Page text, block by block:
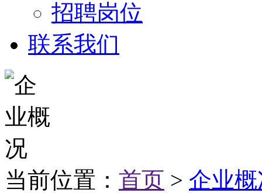
招聘岗位
联系我们
当前位置： 首页 > 企业